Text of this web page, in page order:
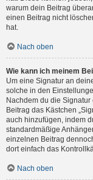
warum dein Beitrag
einen Beitrag nicht
hat.
Nach oben
Wie kann ich meinem
Um eine Signatur an
solche in den
Nachdem du die
Beitrag das Kästchen
auch hinzufügen, indem
standardmäßige
einzelnen Beitrag
dort einfach das
Nach oben